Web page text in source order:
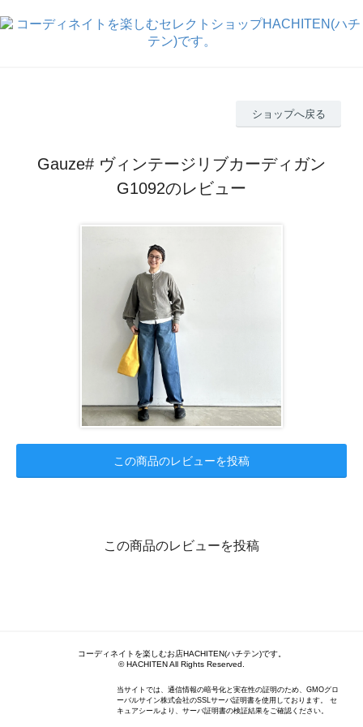
ショップへ戻る
Gauze# ヴィンテージリブカーディガン
G1092のレビュー
この商品のレビューを投稿
この商品のレビューを投稿
コーディネイトを楽しむお店HACHITEN(ハチテン)です。
© HACHITEN All Rights Reserved.
当サイトでは、通信情報の暗号化と実在性の証明のため、GMOグロ
ーバルサイン株式会社のSSLサーバ証明書を使用しております。 セ
キュアシールより、サーバ証明書の検証結果をご確認ください。